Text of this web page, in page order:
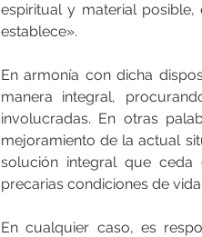
espiritual y material
establece».
En armonía con dicha
manera integral,
involucradas. En otras
mejoramiento de la actual
solución integral que ceda
precarias condiciones de
En cualquier caso, es